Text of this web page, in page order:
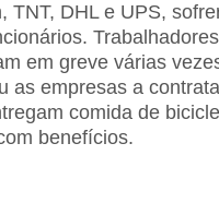
TNT, DHL e UPS,
em greve várias
as empresas a
comida de
benefícios.